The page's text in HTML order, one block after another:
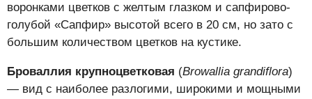
воронками цветков с желтым глазком и сапфирово-
голубой «Сапфир» высотой всего в 20 см, но зато с
большим количеством цветков на кустике.
Броваллия крупноцветковая (Browallia grandiflora)
— вид с наиболее разлогими, широкими и мощными